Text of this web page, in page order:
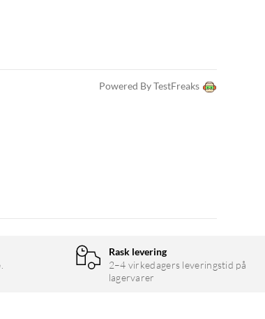
Powered By TestFreaks
Rask levering
2–4 virkedagers leveringstid på
lagervarer